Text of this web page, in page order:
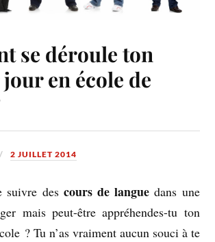
se déroule ton
en école de
2 JUILLET 2014
suivre des cours de langue dans une
mais peut-être appréhendes-tu ton
? Tu n’as vraiment aucun souci à te